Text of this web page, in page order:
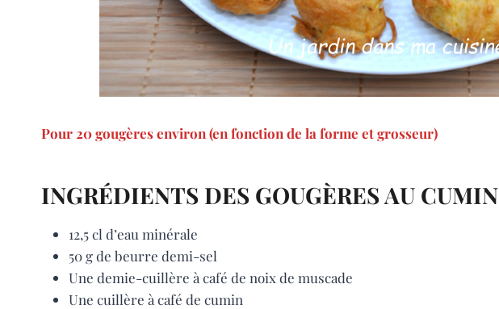
Pour 20 gougères environ (en fonction de la forme et grosseur)
INGRÉDIENTS DES GOUGÈRES AU CUMIN
12,5 cl d’eau minérale
50 g de beurre demi-sel
Une demie-cuillère à café de noix de muscade
Une cuillère à café de cumin